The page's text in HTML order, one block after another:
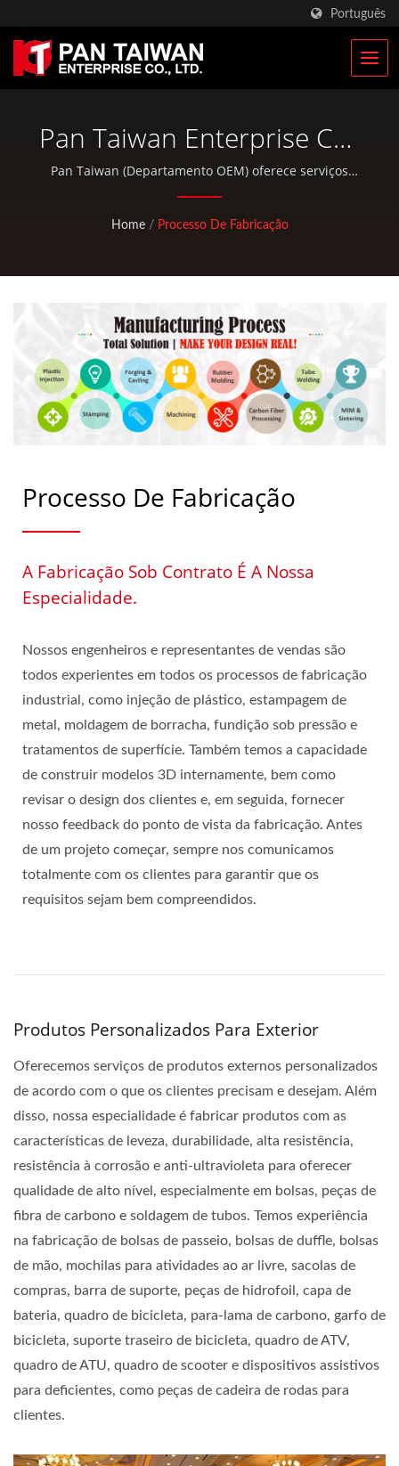
Português
Pan Taiwan Enterprise Co.,
Ltd.
Pan Taiwan (Departamento OEM) oferece serviços
OEM / ODM e soluções completas para peças de
produtos prontos com excelente qualidade.
Home / Processo De Fabricação
Processo De Fabricação
A Fabricação Sob Contrato É A Nossa
Especialidade.
Nossos engenheiros e representantes de vendas são
todos experientes em todos os processos de fabricação
industrial, como injeção de plástico, estampagem de
metal, moldagem de borracha, fundição sob pressão e
tratamentos de superfície. Também temos a capacidade
de construir modelos 3D internamente, bem como
revisar o design dos clientes e, em seguida, fornecer
nosso feedback do ponto de vista da fabricação. Antes
de um projeto começar, sempre nos comunicamos
totalmente com os clientes para garantir que os
requisitos sejam bem compreendidos.
Produtos Personalizados Para Exterior
Oferecemos serviços de produtos externos personalizados
de acordo com o que os clientes precisam e desejam. Além
disso, nossa especialidade é fabricar produtos com as
características de leveza, durabilidade, alta resistência,
resistência à corrosão e anti-ultravioleta para oferecer
qualidade de alto nível, especialmente em bolsas, peças de
fibra de carbono e soldagem de tubos. Temos experiência
na fabricação de bolsas de passeio, bolsas de duffle, bolsas
de mão, mochilas para atividades ao ar livre, sacolas de
compras, barra de suporte, peças de hidrofoil, capa de
bateria, quadro de bicicleta, para-lama de carbono, garfo de
bicicleta, suporte traseiro de bicicleta, quadro de ATV,
quadro de ATU, quadro de scooter e dispositivos assistivos
para deficientes, como peças de cadeira de rodas para
clientes.